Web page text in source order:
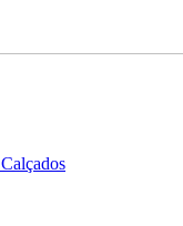
Calçados